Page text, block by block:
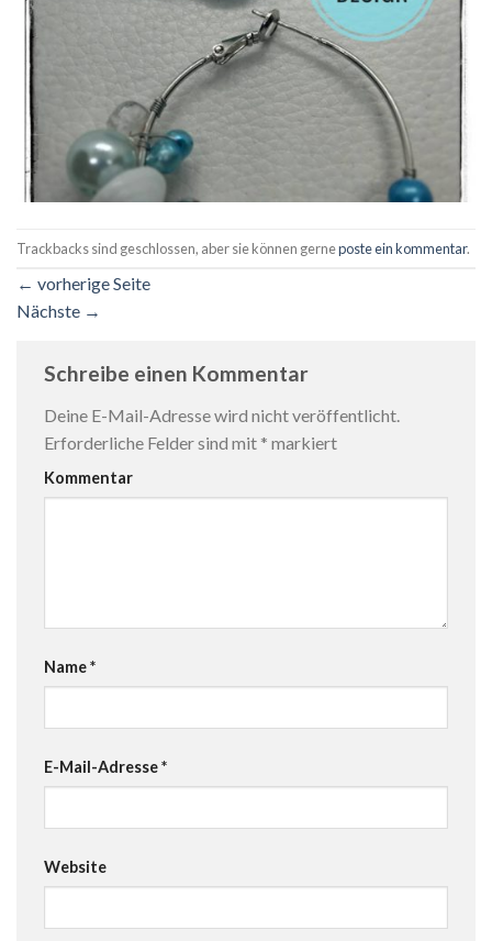
Trackbacks sind geschlossen, aber sie können gerneposte ein kommentar.
← vorherige Seite
Nächste →
Schreibe einen Kommentar
Deine E-Mail-Adresse wird nicht veröffentlicht.
Erforderliche Felder sind mit * markiert
Kommentar
Name*
E-Mail-Adresse*
Website